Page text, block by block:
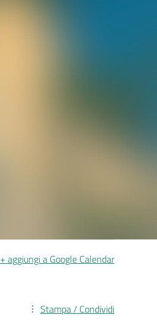
+ aggiungi a Google Calendar
Stampa / Condividi